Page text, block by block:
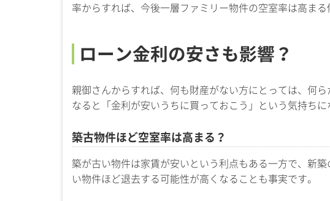
率からすれば、今後一層ファミリー物件の空室率は高まる
ローン金利の安さも影響？
親御さんからすれば、何も財産がない方にとっては、何
なると「金利が安いうちに買っておこう」という気持ちに
築古物件ほど空室率は高まる？
築が古い物件は家賃が安いという利点もある一方で、新
い物件ほど退去する可能性が高くなることも事実です。